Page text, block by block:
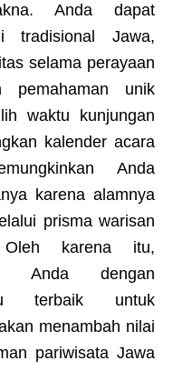
Anda dapat
tradisional Jawa,
selama perayaan
pemahaman unik
waktu kunjungan
kalender acara
Anda
karena alamnya
prisma warisan
karena itu,
Anda dengan
terbaik untuk
menambah nilai
pariwisata Jawa